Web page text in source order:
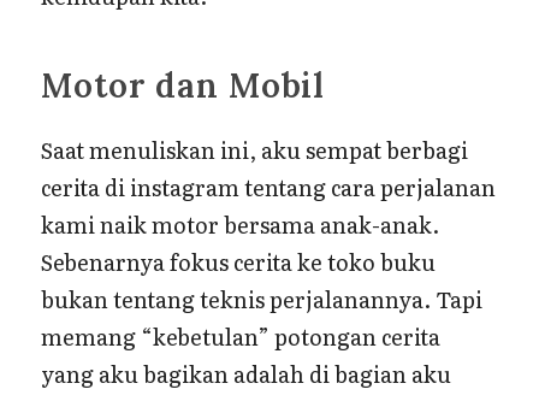
Motor dan Mobil
Saat menuliskan ini, aku sempat berbagi
cerita di instagram tentang cara perjalanan
kami naik motor bersama anak-anak.
Sebenarnya fokus cerita ke toko buku
bukan tentang teknis perjalanannya. Tapi
memang “kebetulan” potongan cerita
yang aku bagikan adalah di bagian aku